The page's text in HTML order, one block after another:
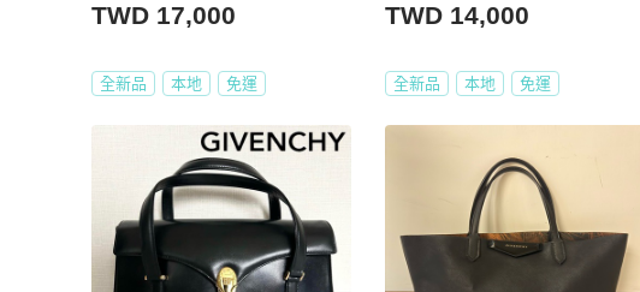
TWD 17,000
全新品 本地 免運
TWD 14,000
全新品 本地 免運